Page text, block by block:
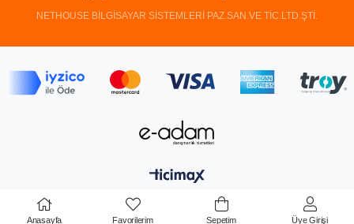
NETHOUSE BİLGİSAYAR SİSTEMLERİ PAZ.SAN.VE TİC.LTD.ŞTİ.
Anasayfa Favorilerim Sepetim Üye Girişi